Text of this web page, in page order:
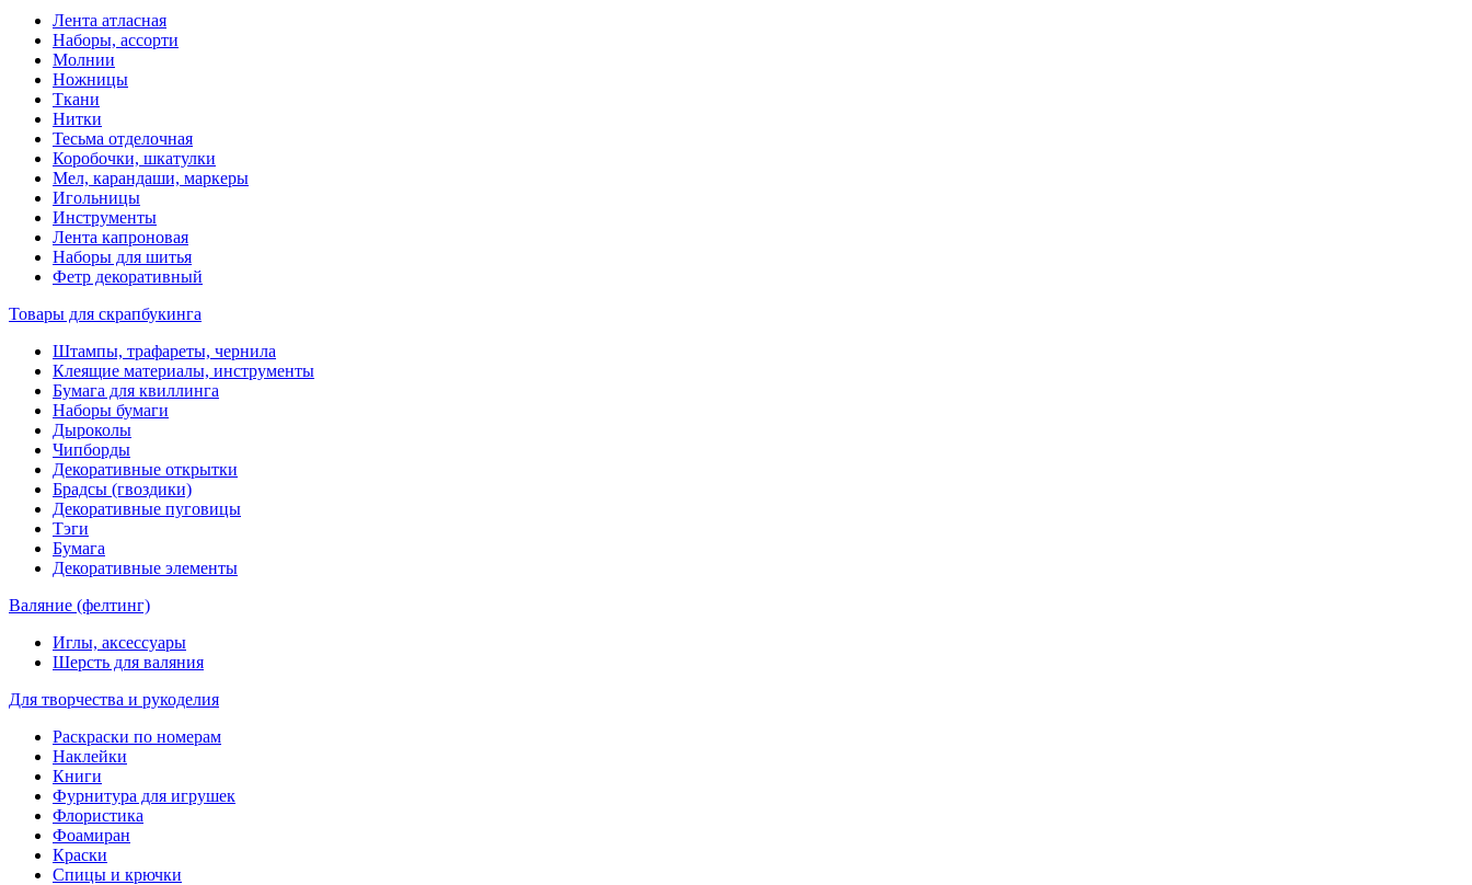
Лента атласная
Наборы, ассорти
Молнии
Ножницы
Ткани
Нитки
Тесьма отделочная
Коробочки, шкатулки
Мел, карандаши, маркеры
Игольницы
Инструменты
Лента капроновая
Наборы для шитья
Фетр декоративный
Товары для скрапбукинга
Штампы, трафареты, чернила
Клеящие материалы, инструменты
Бумага для квиллинга
Наборы бумаги
Дыроколы
Чипборды
Декоративные открытки
Брадсы (гвоздики)
Декоративные пуговицы
Тэги
Бумага
Декоративные элементы
Валяние (фелтинг)
Иглы, аксессуары
Шерсть для валяния
Для творчества и рукоделия
Раскраски по номерам
Наклейки
Книги
Фурнитура для игрушек
Флористика
Фоамиран
Краски
Спицы и крючки